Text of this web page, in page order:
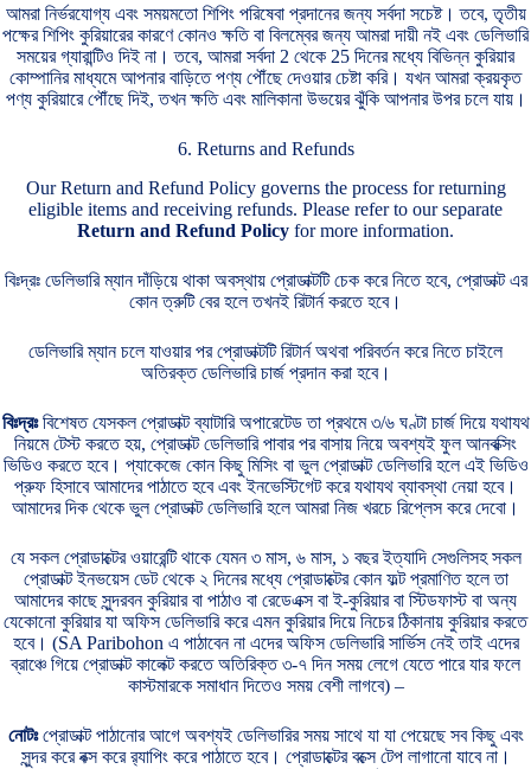
আমরা নির্ভরযোগ্য এবং সময়মতো শিপিং পরিষেবা প্রদানের জন্য সর্বদা সচেষ্ট। তবে, তৃতীয়
পক্ষের শিপিং কুরিয়ারের কারণে কোনও ক্ষতি বা বিলম্বের জন্য আমরা দায়ী নই এবং ডেলিভারি
সময়ের গ্যারান্টিও দিই না। তবে, আমরা সর্বদা 2 থেকে 25 দিনের মধ্যে বিভিন্ন কুরিয়ার
কোম্পানির মাধ্যমে আপনার বাড়িতে পণ্য পৌঁছে দেওয়ার চেষ্টা করি। যখন আমরা ক্রয়কৃত
পণ্য কুরিয়ারে পৌঁছে দিই, তখন ক্ষতি এবং মালিকানা উভয়ের ঝুঁকি আপনার উপর চলে যায়।
6. Returns and Refunds
Our Return and Refund Policy governs the process for returning
eligible items and receiving refunds. Please refer to our separate
Return and Refund Policy for more information.
বিঃদ্রঃ ডেলিভারি ম্যান দাঁড়িয়ে থাকা অবস্থায় প্রোডাক্টটি চেক করে নিতে হবে, প্রোডাক্ট এর
কোন ত্রুটি বের হলে তখনই রিটার্ন করতে হবে।
ডেলিভারি ম্যান চলে যাওয়ার পর প্রোডাক্টটি রিটার্ন অথবা পরিবর্তন করে নিতে চাইলে
অতিরক্ত ডেলিভারি চার্জ প্রদান করা হবে।
বিঃদ্রঃবিশেষত যেসকল প্রোডাক্ট ব্যাটারি অপারেটেড তা প্রথমে ৩/৬ ঘণ্টা চার্জ দিয়ে যথাযথ
নিয়মে টেস্ট করতে হয়, প্রোডাক্ট ডেলিভারি পাবার পর বাসায় নিয়ে অবশ্যই ফুল আনবক্সিং
ভিডিও করতে হবে। প্যাকেজে কোন কিছু মিসিং বা ভুল প্রোডাক্ট ডেলিভারি হলে এই ভিডিও
প্রুফ হিসাবে আমাদের পাঠাতে হবে এবং ইনভেস্টিগেট করে যথাযথ ব্যাবস্থা নেয়া হবে।
আমাদের দিক থেকে ভুল প্রোডাক্ট ডেলিভারি হলে আমরা নিজ খরচে রিপ্লেস করে দেবো।
যে সকল প্রোডাক্টের ওয়ারেন্টি থাকে যেমন ৩ মাস, ৬ মাস, ১ বছর ইত্যাদি সেগুলিসহ সকল
প্রোডাক্ট ইনভয়েস ডেট থেকে ২ দিনের মধ্যে প্রোডাক্টের কোন ফল্ট প্রমাণিত হলে তা
আমাদের কাছে সুন্দরবন কুরিয়ার বা পাঠাও বা রেডেএক্স বা ই-কুরিয়ার বা স্টিডফাস্ট বা অন্য
যেকোনো কুরিয়ার যা অফিস ডেলিভারি করে এমন কুরিয়ার দিয়ে নিচের ঠিকানায় কুরিয়ার করতে
হবে। (SA Paribohon এ পাঠাবেন না এদের অফিস ডেলিভারি সার্ভিস নেই তাই এদের
ব্রাঞ্চে গিয়ে প্রোডাক্ট কালেক্ট করতে অতিরিক্ত ৩-৭ দিন সময় লেগে যেতে পারে যার ফলে
কাস্টমারকে সমাধান দিতেও সময় বেশী লাগবে) –
নোটঃপ্রোডাক্ট পাঠানোর আগে অবশ্যই ডেলিভারির সময় সাথে যা যা পেয়েছে সব কিছু এবং
সুন্দর করে বক্স করে র‍্যাপিং করে পাঠাতে হবে। প্রোডাক্টের বক্সে টেপ লাগানো যাবে না।